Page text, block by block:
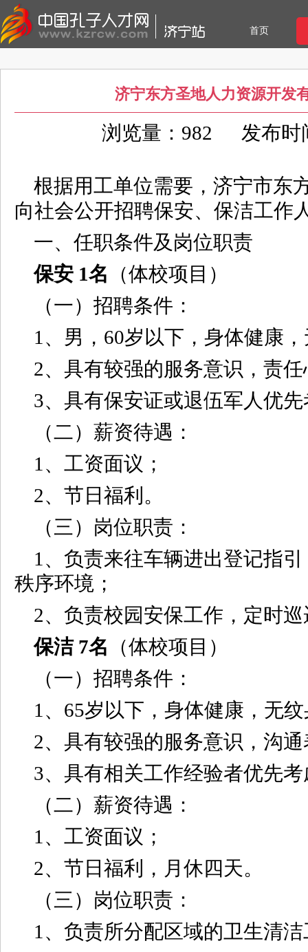
首页
济宁东方圣地人力资源开发
浏览量：982 发布时
根据用工单位需要，济宁市东
向社会公开招聘保安、保洁工作
一、任职条件及岗位职责
保安 1名 （体校项目）
（一）招聘条件：
1、男，60岁以下，身体健康
2、具有较强的服务意识，责
3、具有保安证或退伍军人优
（二）薪资待遇：
1、工资面议；
2、节日福利。
（三）岗位职责：
1、负责来往车辆进出登记指
秩序环境；
2、负责校园安保工作，定时巡
保洁 7名 （体校项目）
（一）招聘条件：
1、65岁以下，身体健康，无
2、具有较强的服务意识，沟
3、具有相关工作经验者优先考
（二）薪资待遇：
1、工资面议；
2、节日福利，月休四天。
（三）岗位职责：
1、负责所分配区域的卫生清